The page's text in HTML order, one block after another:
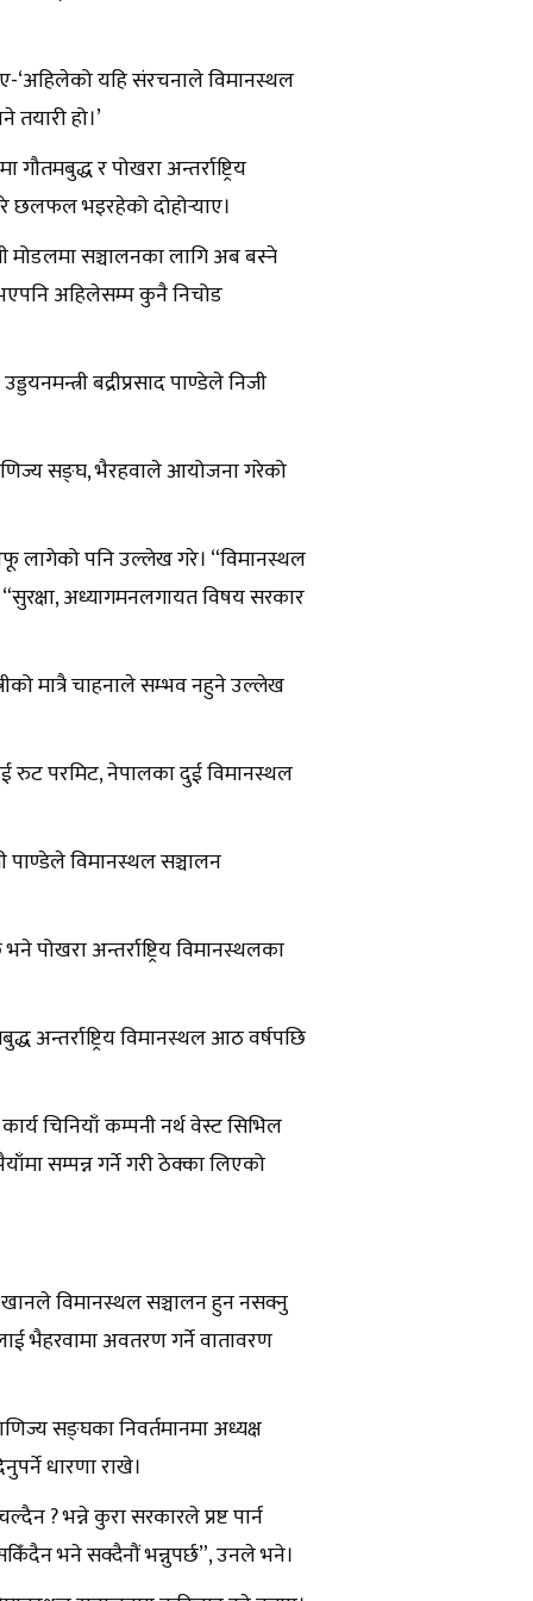
‘अहिलेको यहि संरचनाले विमानस्थल
हो।’
र पोखरा अन्तर्राष्ट्रिय
छलफल भइरहेको दोहोर्‍याए।
मोडलमा सञ्चालनका लागि अब बस्ने
भएपनि अहिलेसम्म कुनै निचोड
बद्रीप्रसाद पाण्डेले निजी
वाणिज्य सङ्घ, भैरहवाले आयोजना गरेको
लागेको पनि उल्लेख गरे। “विमानस्थल
अध्यागमनलगायत विषय सरकार
मात्रै चाहनाले सम्भव नहुने उल्लेख
रुट परमिट, नेपालका दुई विमानस्थल
पाण्डेले विमानस्थल सञ्चालन
अन्तर्राष्ट्रिय विमानस्थलका
अन्तर्राष्ट्रिय विमानस्थल आठ वर्षपछि
चिनियाँ कम्पनी नर्थ वेस्ट सिभिल
सम्पन्न गर्ने गरी ठेक्का लिएको
खानले विमानस्थल सञ्चालन हुन नसक्नु
भैहरवामा अवतरण गर्ने वातावरण
सङ्घका निवर्तमानमा अध्यक्ष
धारणा राखे।
? भन्ने कुरा सरकारले प्रष्ट पार्न
भने सक्दैनौं भन्नुपर्छ”, उनले भने।